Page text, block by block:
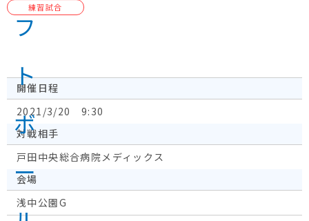
練習試合
開催日程
2021/3/20 9:30
対戦相手
戸田中央総合病院メディックス
会場
浅中公園G